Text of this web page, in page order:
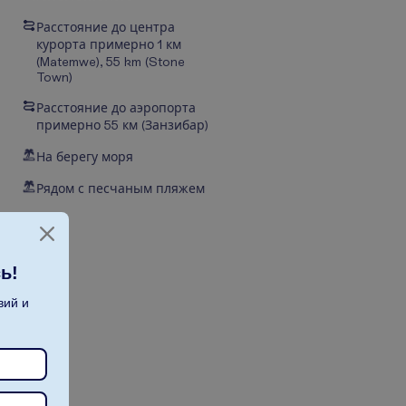
Расстояние до центра
курорта примерно 1 км
(Matemwe), 55 km (Stone
Town)
Расстояние до аэропорта
примерно 55 км (Занзибар)
На берегу моря
Рядом с песчаным пляжем
и